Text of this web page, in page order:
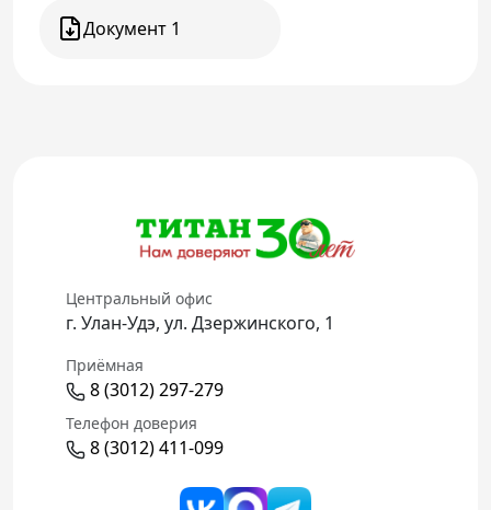
Документ 1
Центральный офис
г. Улан-Удэ, ул. Дзержинского, 1
Приёмная
8 (3012) 297-279
Телефон доверия
8 (3012) 411-099